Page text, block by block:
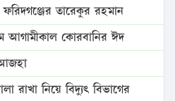
ফরিদগঞ্জের তারেকুর রহমান
আগামীকাল কোরবানির ঈদ
রাখা নিয়ে বিদ্যুৎ বিভাগের